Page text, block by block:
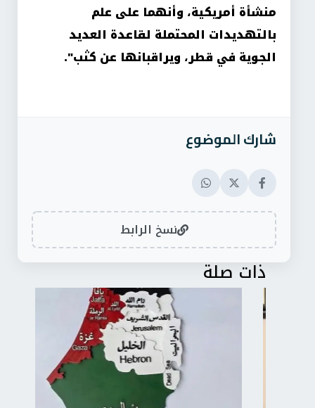
منشأة أمريكية، وأنهما على علم
بالتهديدات المحتملة لقاعدة العديد
الجوية في قطر، ويراقبانها عن كثب".
شارك الموضوع
نسخ الرابط
ذات صلة